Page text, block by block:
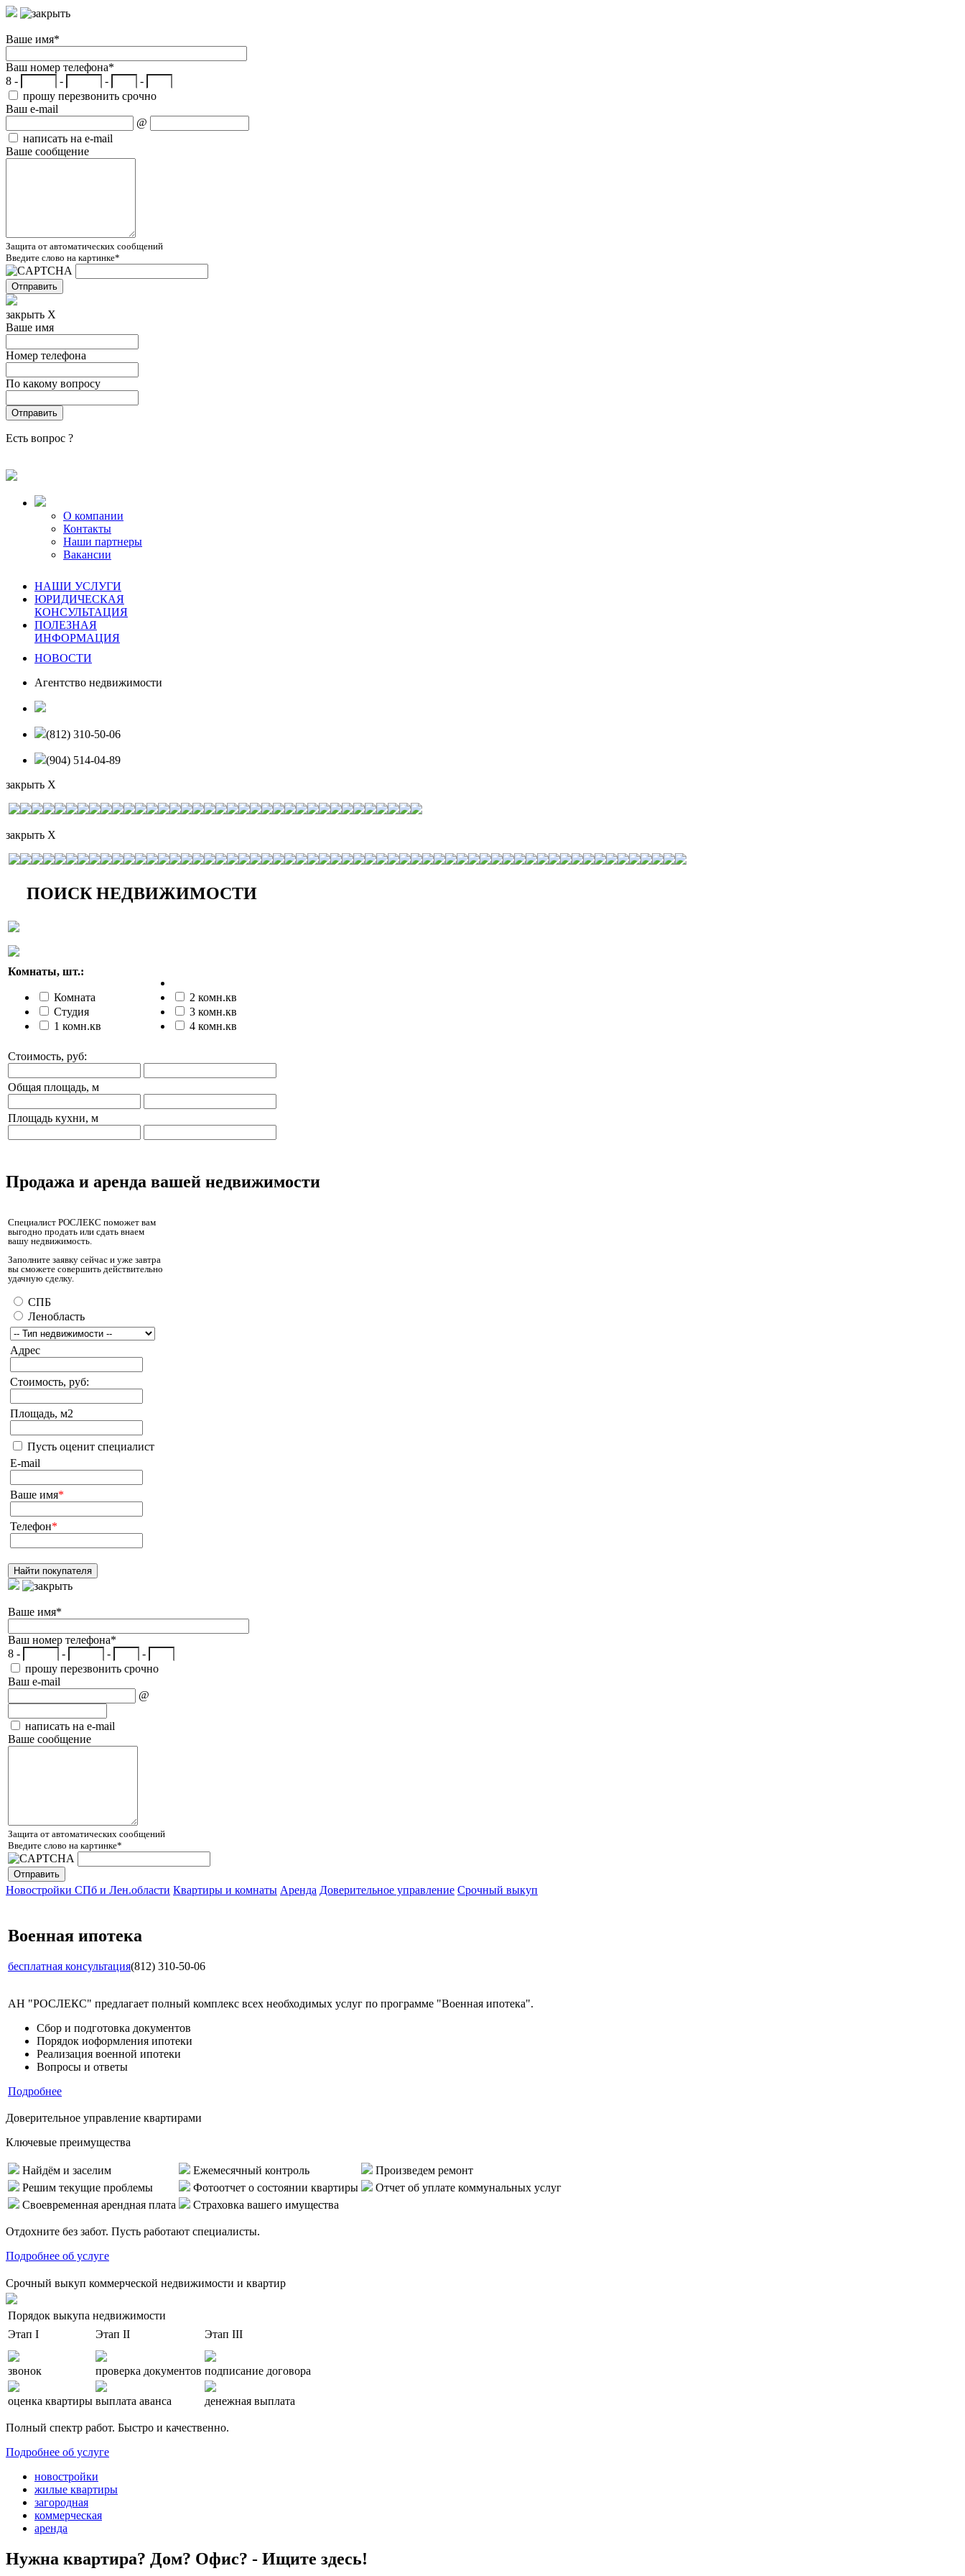
Ваше имя*
Ваш номер телефона*
8 -
- -
-
прошу перезвонить срочно
Ваш e-mail
@
написать на e-mail
Ваше сообщение
Защита от автоматических сообщений
Введите слово на картинке*
закрыть X
Ваше имя
Номер телефона
По какому вопросу
Есть вопрос ?
О компании
Контакты
Наши партнеры
Вакансии
НАШИ УСЛУГИ
ЮРИДИЧЕСКАЯ
КОНСУЛЬТАЦИЯ
ПОЛЕЗНАЯ
ИНФОРМАЦИЯ
НОВОСТИ
Агентство недвижимости
(812) 310-50-06
(904) 514-04-89
закрыть X
закрыть X
ПОИСК НЕДВИЖИМОСТИ
Комнаты, шт.:
Комната
Студия
1 комн.кв
2 комн.кв
3 комн.кв
4 комн.кв
Стоимость, руб:
Общая площадь, м
Площадь кухни, м
Продажа и аренда вашей недвижимости
Специалист РОСЛЕКС поможет вам
выгодно продать или сдать внаем
вашу недвижимость.
Заполните заявку сейчас и уже завтра
вы сможете совершить действительно
удачную сделку.
СПБ
Ленобласть
Адрес
Стоимость, руб:
Площадь, м2
Пусть оценит специалист
E-mail
Ваше имя*
Телефон*
Ваше имя*
Ваш номер телефона*
8 -
- -
-
прошу перезвонить срочно
Ваш e-mail
@
написать на e-mail
Ваше сообщение
Защита от автоматических сообщений
Введите слово на картинке*
Новостройки СПб и Лен.области Квартиры и комнаты Аренда Доверительное управление Срочный выкуп
Военная ипотека
бесплатная консультация(812) 310-50-06
АН "РОСЛЕКС" предлагает полный комплекс всех необходимых услуг по программе "Военная ипотека".
Сбор и подготовка документов
Порядок иоформления ипотеки
Реализация военной ипотеки
Вопросы и ответы
Подробнее
Доверительное управление квартирами
Ключевые преимущества
Найдём и заселим Ежемесячный контроль
Произведем ремонт
Решим текущие проблемы
Фотоотчет о состоянии квартиры
Отчет об уплате коммунальных услуг
Своевременная арендная плата
Страховка вашего имущества
Отдохните без забот. Пусть работают специалисты.
Подробнее об услуге
Срочный выкуп коммерческой недвижимости и квартир
Порядок выкупа недвижимости
Этап I
Этап II Этап III
звонок проверка документов подписание договора
оценка квартиры выплата аванса денежная выплата
Полный спектр работ. Быстро и качественно.
Подробнее об услуге
новостройки
жилые квартиры
загородная
коммерческая
аренда
Нужна квартира? Дом? Офис? - Ищите здесь!